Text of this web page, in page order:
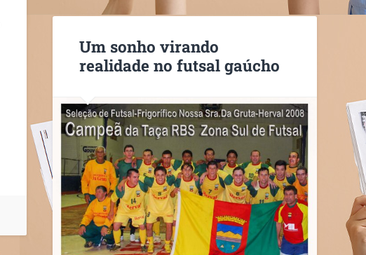
Um sonho virando
realidade no futsal gaúcho